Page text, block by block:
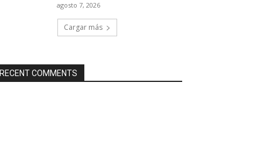
agosto 7, 2026
Cargar más
RECENT COMMENTS